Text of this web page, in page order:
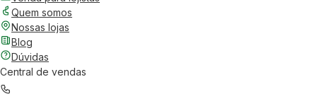
Quem somos
Nossas lojas
Blog
Dúvidas
Central de vendas